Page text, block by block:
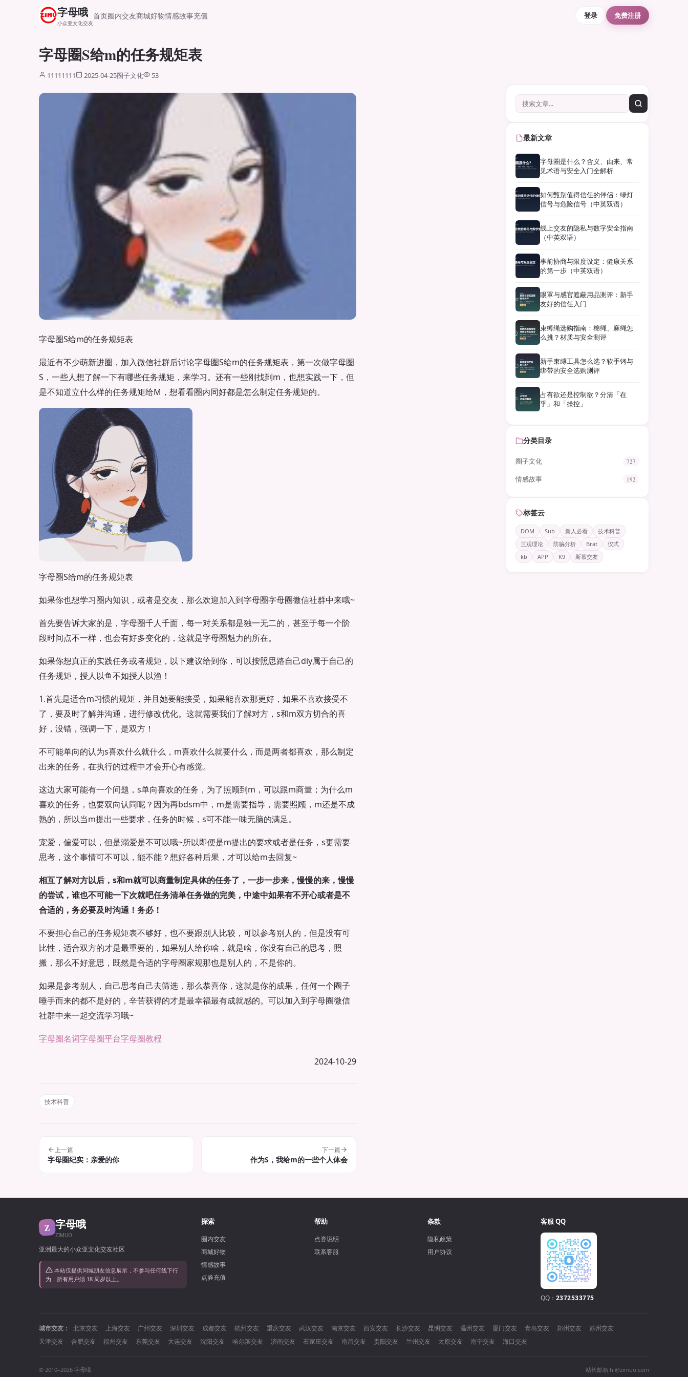
字母哦
小众亚文化交友
首页圈内交友商城好物情感故事充值 登录 免费注册
字母圈S给m的任务规矩表
11111111 2025-04-25圈子文化 53
字母圈S给m的任务规矩表
最近有不少萌新进圈，加入微信社群后讨论字母圈S给m的任务规矩表，第一次做字母圈
S，一些人想了解一下有哪些任务规矩，来学习。还有一些刚找到m，也想实践一下，但
是不知道立什么样的任务规矩给M，想看看圈内同好都是怎么制定任务规矩的。
字母圈S给m的任务规矩表
如果你也想学习圈内知识，或者是交友，那么欢迎加入到字母圈字母圈微信社群中来哦~
首先要告诉大家的是，字母圈千人千面，每一对关系都是独一无二的，甚至于每一个阶
段时间点不一样，也会有好多变化的，这就是字母圈魅力的所在。
如果你想真正的实践任务或者规矩，以下建议给到你，可以按照思路自己diy属于自己的
任务规矩，授人以鱼不如授人以渔！
1.首先是适合m习惯的规矩，并且她要能接受，如果能喜欢那更好，如果不喜欢接受不
了，要及时了解并沟通，进行修改优化。这就需要我们了解对方，s和m双方切合的喜
好，没错，强调一下，是双方！
不可能单向的认为s喜欢什么就什么，m喜欢什么就要什么，而是两者都喜欢，那么制定
出来的任务，在执行的过程中才会开心有感觉。
这边大家可能有一个问题，s单向喜欢的任务，为了照顾到m，可以跟m商量；为什么m
喜欢的任务，也要双向认同呢？因为再bdsm中，m是需要指导，需要照顾，m还是不成
熟的，所以当m提出一些要求，任务的时候，s可不能一味无脑的满足。
宠爱，偏爱可以，但是溺爱是不可以哦~所以即便是m提出的要求或者是任务，s更需要
思考，这个事情可不可以，能不能？想好各种后果，才可以给m去回复~
相互了解对方以后，s和m就可以商量制定具体的任务了，一步一步来，慢慢的来，慢慢
的尝试，谁也不可能一下次就吧任务清单任务做的完美，中途中如果有不开心或者是不
合适的，务必要及时沟通！务必！
不要担心自己的任务规矩表不够好，也不要跟别人比较，可以参考别人的，但是没有可
比性，适合双方的才是最重要的，如果别人给你啥，就是啥，你没有自己的思考，照
搬，那么不好意思，既然是合适的字母圈家规那也是别人的，不是你的。
如果是参考别人，自己思考自己去筛选，那么恭喜你，这就是你的成果，任何一个圈子
唾手而来的都不是好的，辛苦获得的才是最幸福最有成就感的。可以加入到字母圈微信
社群中来一起交流学习哦~
字母圈名词字母圈平台字母圈教程
2024-10-29
技术科普
上一篇
字母圈纪实：亲爱的你
下一篇
作为S，我给m的一些个人体会
最新文章
字母圈是什么？含义、由来、常
见术语与安全入门全解析
如何甄别值得信任的伴侣：绿灯
信号与危险信号（中英双语）
线上交友的隐私与数字安全指南
（中英双语）
事前协商与限度设定：健康关系
的第一步（中英双语）
眼罩与感官遮蔽用品测评：新手
友好的信任入门
束缚绳选购指南：棉绳、麻绳怎
么挑？材质与安全测评
新手束缚工具怎么选？软手铐与
绑带的安全选购测评
占有欲还是控制欲？分清「在
乎」和「操控」
分类目录
圈子文化 727
情感故事 192
标签云
DOM Sub 新人必看
技术科普
三观理论
防骗分析 Brat
仪式
kb
APP K9 斯慕交友
Z 字母哦
ZIMUO
亚洲最大的小众亚文化交友社区
本站仅提供同城朋友信息展示，不参与任何线下行
为，所有用户须 18 周岁以上。
探索
圈内交友
商城好物
情感故事
点券充值
帮助
点券说明
联系客服
条款
隐私政策
用户协议
客服 QQ
QQ： 2372533775
城市交友： 北京交友 上海交友 广州交友 深圳交友 成都交友 杭州交友 重庆交友 武汉交友 南京交友 西安交友 长沙交友 昆明交友 温州交友 厦门交友 青岛交友 郑州交友
苏州交友
天津交友
合肥交友 福州交友 东莞交友 大连交友 沈阳交友 哈尔滨交友 济南交友 石家庄交友 南昌交友 贵阳交友 兰州交友 太原交友 南宁交友 海口交友
© 2010–2026 字母哦 站长邮箱 hi@zimuo.com